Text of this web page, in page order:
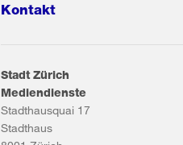
Kontakt
Stadt Zürich
Mediendienste
Stadthausquai 17
Stadthaus